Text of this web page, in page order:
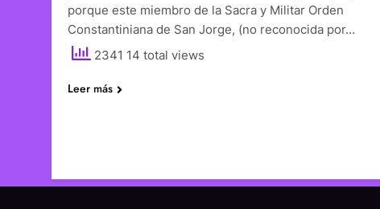
porque este miembro de la Sacra y Militar Orden
Constantiniana de San Jorge, (no reconocida por…
2341 14 total views
Leer más